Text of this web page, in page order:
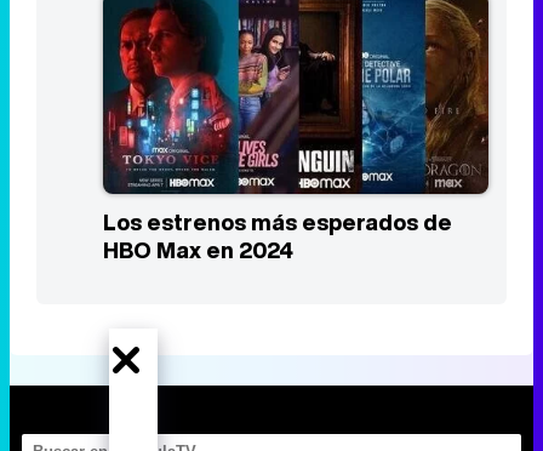
Los estrenos más esperados de
HBO Max en 2024